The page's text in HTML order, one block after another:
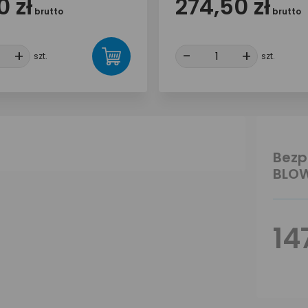
zł brutto
+ +
szt.
274,50 zł brutto
- + +
szt.